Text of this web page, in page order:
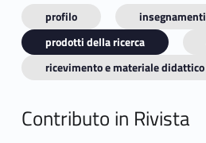
profilo
insegnamenti
prodotti della ricerca
ricevimento e materiale didattico
Contributo in Rivista